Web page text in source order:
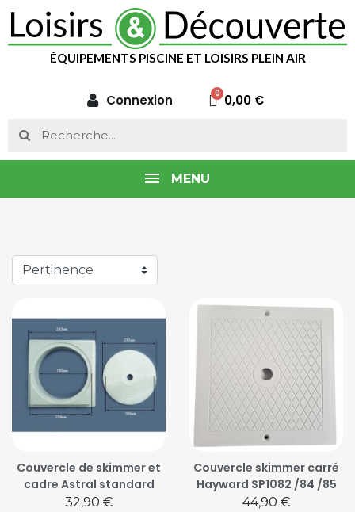
ÉQUIPEMENTS PISCINE ET LOISIRS PLEIN AIR
Connexion 0,00 €
MENU
Couvercle de skimmer et
cadre Astral standard
Prix
32,90 €
Couvercle skimmer carré
Hayward SP1082 /84 /85
Prix
44,90 €